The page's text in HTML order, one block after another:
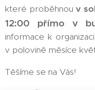
které proběhnou v
12:00 přímo v
informace k
v polovině měsíce
Těšíme se na Vás!